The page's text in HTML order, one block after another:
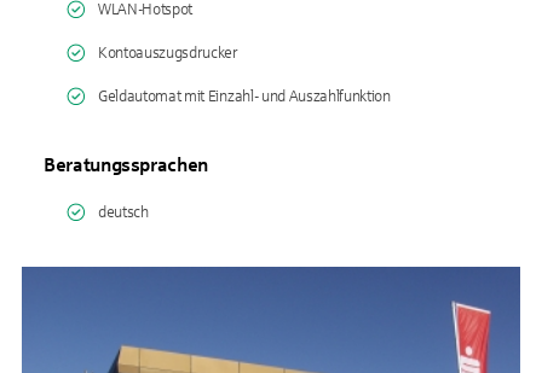
WLAN-Hotspot
Kontoauszugsdrucker
Geldautomat mit Einzahl- und Auszahlfunktion
Beratungssprachen
deutsch